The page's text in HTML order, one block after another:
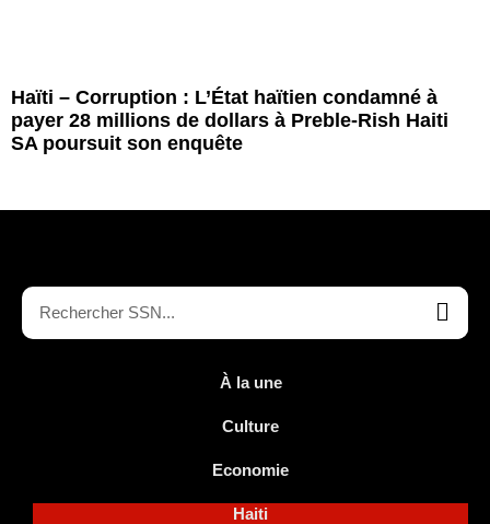
Haïti – Corruption : L’État haïtien condamné à
payer 28 millions de dollars à Preble-Rish Haiti
SA poursuit son enquête
À la une
Culture
Economie
Haiti